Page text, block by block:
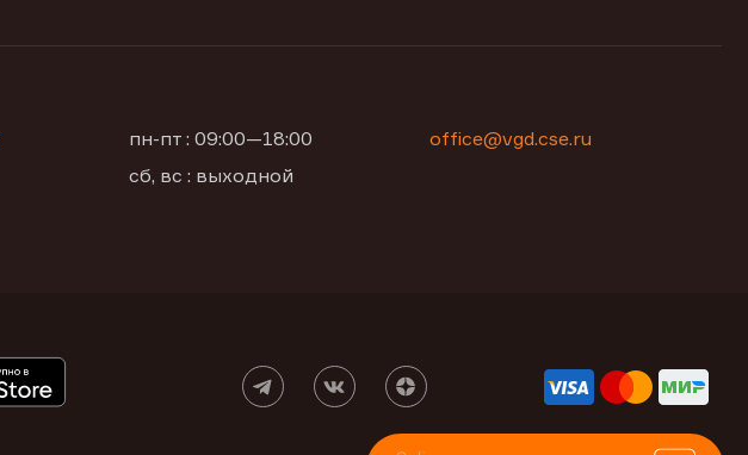
пн-пт : 09:00—18:00
сб, вс : выходной
office@vgd.cse.ru